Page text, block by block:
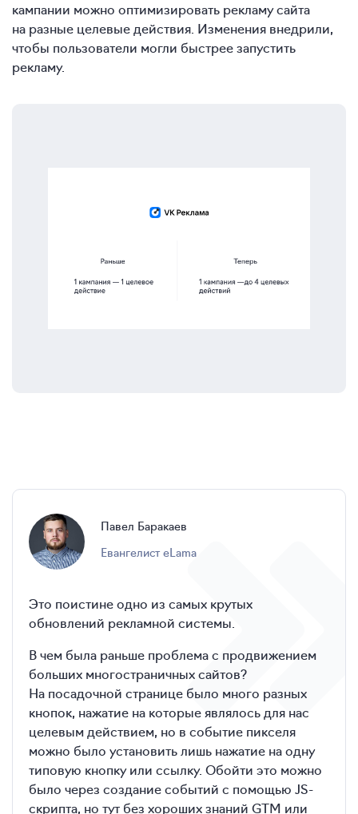
кампании можно оптимизировать рекламу сайта
на разные целевые действия. Изменения внедрили,
чтобы пользователи могли быстрее запустить
рекламу.
Павел Баракаев
евангелист eLama
Это поистине одно из самых крутых
обновлений рекламной системы.
В чем была раньше проблема с продвижением
больших многостраничных сайтов?
На посадочной странице было много разных
кнопок, нажатие на которые являлось для нас
целевым действием, но в событие пикселя
можно было установить лишь нажатие на одну
типовую кнопку или ссылку. Обойти это можно
было через создание событий с помощью JS-
скрипта, но тут без хороших знаний GTM или